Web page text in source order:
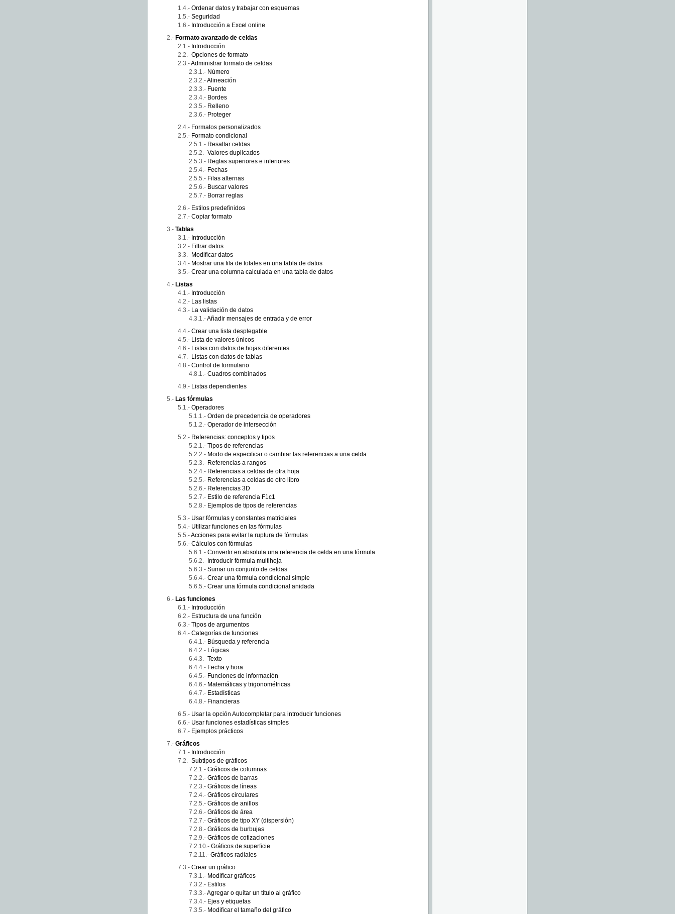
Ordenar datos y trabajar con esquemas
Seguridad
Introducción a Excel online
Formato avanzado de celdas
Introducción
Opciones de formato
Administrar formato de celdas
Número
Alineación
Fuente
Bordes
Relleno
Proteger
Formatos personalizados
Formato condicional
Resaltar celdas
Valores duplicados
Reglas superiores e inferiores
Fechas
Filas alternas
Buscar valores
Borrar reglas
Estilos predefinidos
Copiar formato
Tablas
Introducción
Filtrar datos
Modificar datos
Mostrar una fila de totales en una tabla de datos
Crear una columna calculada en una tabla de datos
Listas
Introducción
Las listas
La validación de datos
Añadir mensajes de entrada y de error
Crear una lista desplegable
Lista de valores únicos
Listas con datos de hojas diferentes
Listas con datos de tablas
Control de formulario
Cuadros combinados
Listas dependientes
Las fórmulas
Operadores
Orden de precedencia de operadores
Operador de intersección
Referencias: conceptos y tipos
Tipos de referencias
Modo de especificar o cambiar las referencias a una celda
Referencias a rangos
Referencias a celdas de otra hoja
Referencias a celdas de otro libro
Referencias 3D
Estilo de referencia F1c1
Ejemplos de tipos de referencias
Usar fórmulas y constantes matriciales
Utilizar funciones en las fórmulas
Acciones para evitar la ruptura de fórmulas
Cálculos con fórmulas
Convertir en absoluta una referencia de celda en una fórmula
Introducir fórmula multihoja
Sumar un conjunto de celdas
Crear una fórmula condicional simple
Crear una fórmula condicional anidada
Las funciones
Introducción
Estructura de una función
Tipos de argumentos
Categorías de funciones
Búsqueda y referencia
Lógicas
Texto
Fecha y hora
Funciones de información
Matemáticas y trigonométricas
Estadísticas
Financieras
Usar la opción Autocompletar para introducir funciones
Usar funciones estadísticas simples
Ejemplos prácticos
Gráficos
Introducción
Subtipos de gráficos
Gráficos de columnas
Gráficos de barras
Gráficos de líneas
Gráficos circulares
Gráficos de anillos
Gráficos de área
Gráficos de tipo XY (dispersión)
Gráficos de burbujas
Gráficos de cotizaciones
Gráficos de superficie
Gráficos radiales
Crear un gráfico
Modificar gráficos
Estilos
Agregar o quitar un título al gráfico
Ejes y etiquetas
Modificar el tamaño del gráfico